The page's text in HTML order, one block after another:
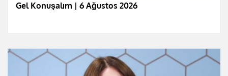
Gel Konuşalım | 6 Ağustos 2026